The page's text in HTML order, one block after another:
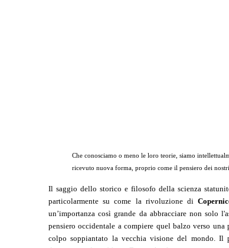
Che conosciamo o meno le loro teorie, siamo
ricevuto nuova forma, proprio come il pensiero dei
Il saggio dello storico e filosofo della scienza
particolarmente su come la rivoluzione di
un’importanza così grande da abbracciare non
pensiero occidentale a compiere quel balzo verso
colpo soppiantato la vecchia visione del mondo. Il